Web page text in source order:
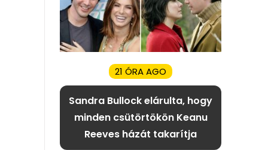
21 ÓRA AGO
Sandra Bullock elárulta, hogy
minden csütörtökön Keanu
Reeves házát takarítja